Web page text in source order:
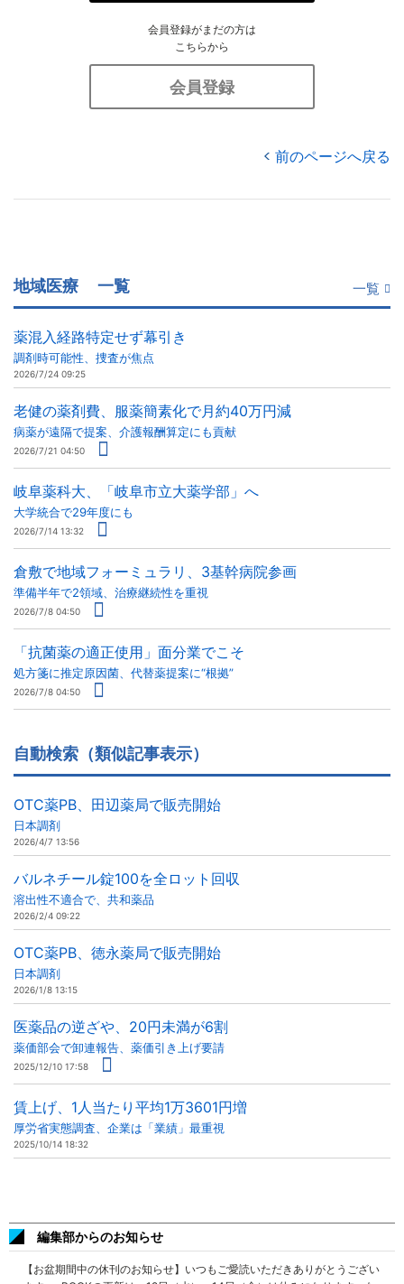
会員登録がまだの方は
こちらから
会員登録
前のページへ戻る
地域医療 一覧 一覧
薬混入経路特定せず幕引き
調剤時可能性、捜査が焦点
2026/7/24 09:25
老健の薬剤費、服薬簡素化で月約40万円減
病薬が遠隔で提案、介護報酬算定にも貢献
2026/7/21 04:50
岐阜薬科大、「岐阜市立大薬学部」へ
大学統合で29年度にも
2026/7/14 13:32
倉敷で地域フォーミュラリ、3基幹病院参画
準備半年で2領域、治療継続性を重視
2026/7/8 04:50
「抗菌薬の適正使用」面分業でこそ
処方箋に推定原因菌、代替薬提案に“根拠”
2026/7/8 04:50
自動検索（類似記事表示）
OTC薬PB、田辺薬局で販売開始
日本調剤
2026/4/7 13:56
バルネチール錠100を全ロット回収
溶出性不適合で、共和薬品
2026/2/4 09:22
OTC薬PB、徳永薬局で販売開始
日本調剤
2026/1/8 13:15
医薬品の逆ざや、20円未満が6割
薬価部会で卸連報告、薬価引き上げ要請
2025/12/10 17:58
賃上げ、1人当たり平均1万3601円増
厚労省実態調査、企業は「業績」最重視
2025/10/14 18:32
編集部からのお知らせ
【お盆期間中の休刊のお知らせ】いつもご愛読いただきありがとうござい